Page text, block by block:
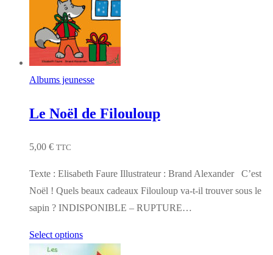
Albums jeunesse
Le Noël de Filouloup
5,00 € TTC
Texte : Elisabeth Faure Illustrateur : Brand Alexander C’est
Noël ! Quels beaux cadeaux Filouloup va-t-il trouver sous le
sapin ? INDISPONIBLE – RUPTURE…
Select options